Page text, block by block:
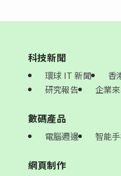
科技新聞
環球 IT 新聞 香
研究報告
企業
數碼產品
電腦週邊 智能
網頁制作